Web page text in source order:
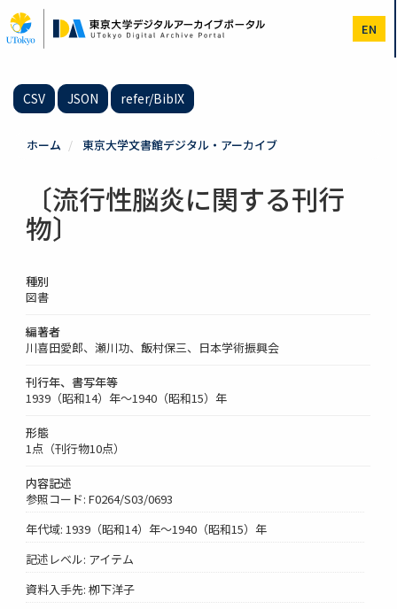
イ
ン
EN
CSV JSON refer/BibIX
ホーム 東京大学文書館デジタル・アーカイブ
〔流行性脳炎に関する刊行
物〕
種別
図書
編著者
川喜田愛郎、瀬川功、飯村保三、日本学術振興会
刊行年、書写年等
1939（昭和14）年～1940（昭和15）年
形態
1点（刊行物10点）
内容記述
参照コード: F0264/S03/0693
年代域: 1939（昭和14）年～1940（昭和15）年
記述レベル: アイテム
資料入手先: 栁下洋子